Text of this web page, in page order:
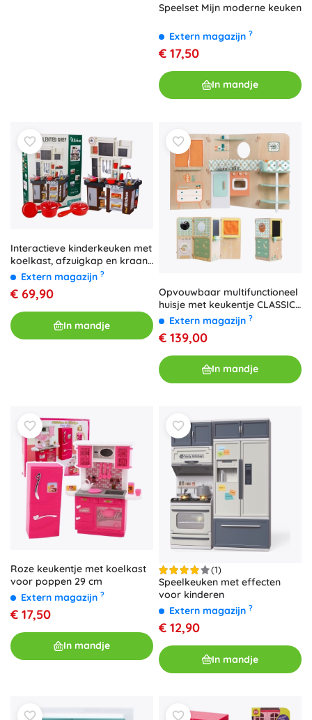
Speelset Mijn moderne keuken
Extern magazijn ?
€ 17,50
In mandje
Interactieve kinderkeuken met
koelkast, afzuigkap en kraan
met stromend water – 58
Extern magazijn ?
€ 69,90
In mandje
Opvouwbaar multifunctioneel
huisje met keukentje CLASSIC
WORLD XXL
Extern magazijn ?
€ 139,00
In mandje
Roze keukentje met koelkast
voor poppen 29 cm
Extern magazijn ?
€ 17,50
In mandje
(1)
Speelkeuken met effecten
voor kinderen
Extern magazijn ?
€ 12,90
In mandje